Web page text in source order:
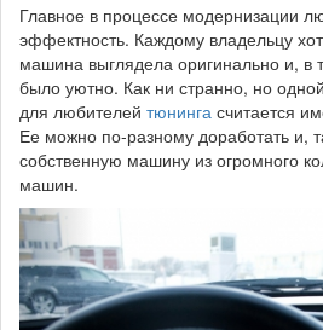
Главное в процессе модернизации
эффектность. Каждому владельцу
машина выглядела оригинально и, в
было уютно. Как ни странно, но
для любителей тюнинга считается
Ее можно по-разному доработать и,
собственную машину из огромного
машин.